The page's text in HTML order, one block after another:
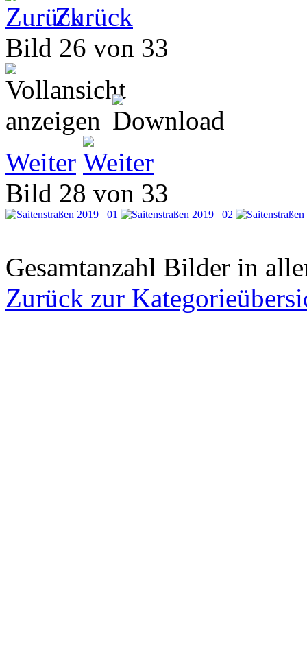
Zurück
Bild 26 von 33
Weiter
Bild 28 von 33
Gesamtanzahl Bilder in
Zurück zur